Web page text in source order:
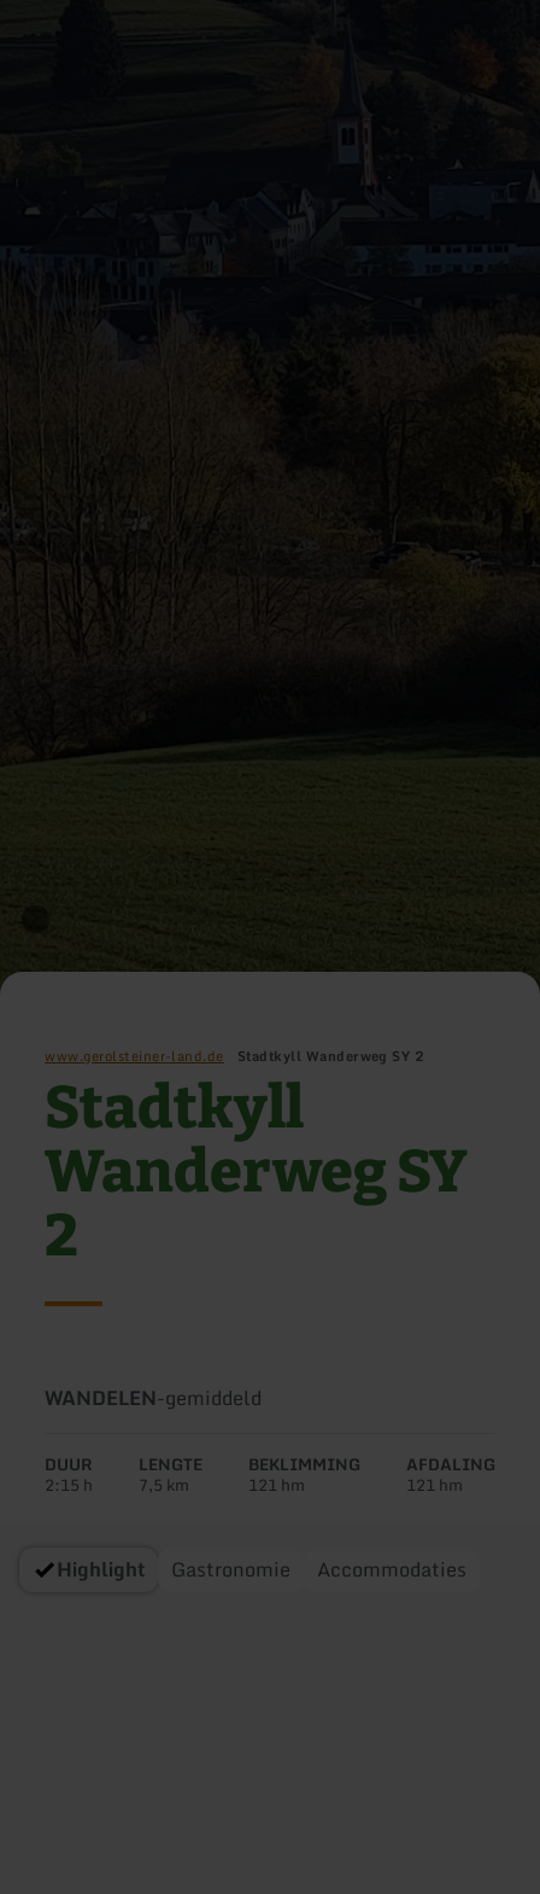
www.gerolsteiner-land.de Stadtkyll Wanderweg SY 2
Stadtkyll
Wanderweg SY
2
Soort
WANDELEN-Moeilijkheidsgraad:
gemiddeld
DUUR
2:15 h
LENGTE
7,5 km
BEKLIMMING
121 hm
AFDALING
121 hm
Highlight Gastronomie Accommodaties